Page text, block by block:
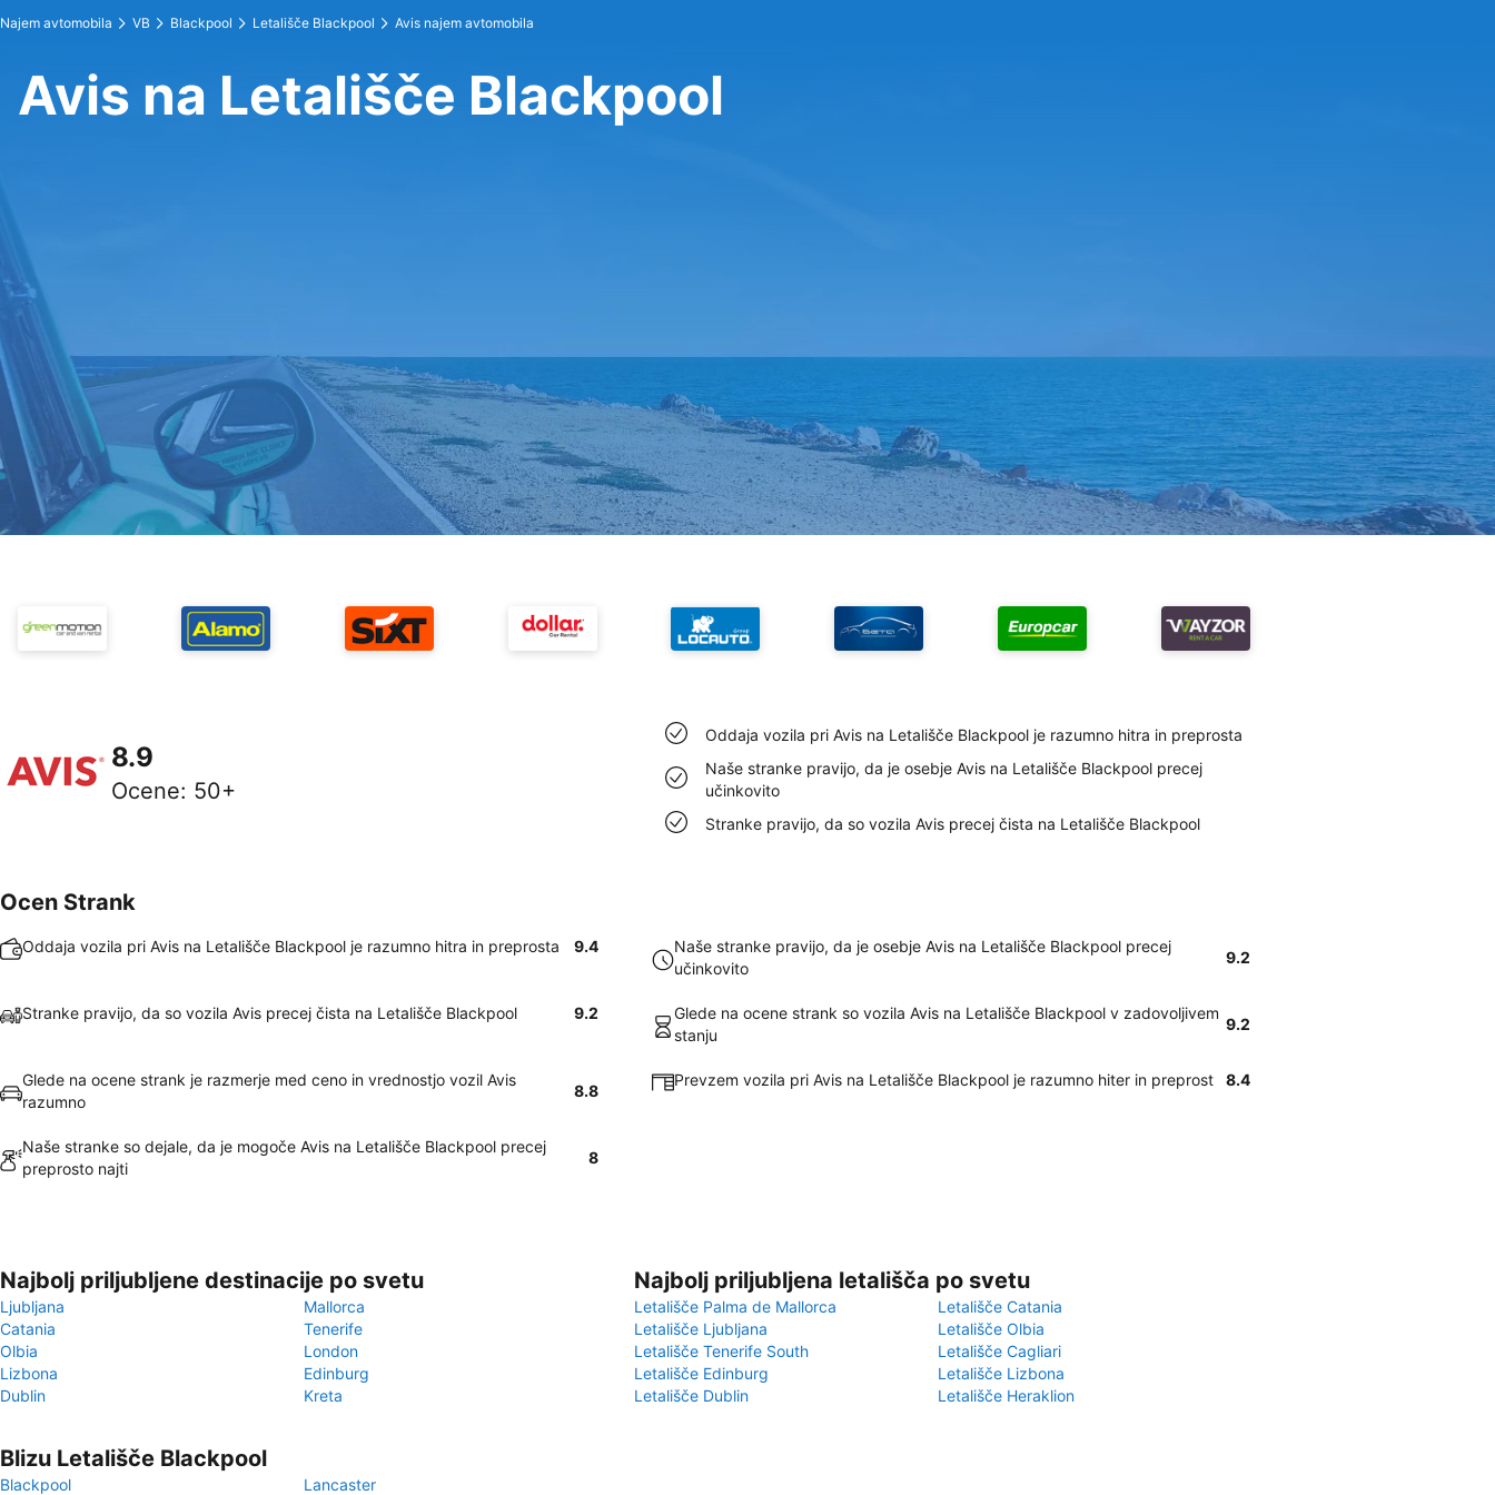
Najem avtomobila VB Blackpool Letališče Blackpool Avis najem avtomobila
Avis na Letališče Blackpool
8.9
Ocene: 50+
Oddaja vozila pri Avis na Letališče Blackpool je razumno hitra in preprosta
Naše stranke pravijo, da je osebje Avis na Letališče Blackpool precej
učinkovito
Stranke pravijo, da so vozila Avis precej čista na Letališče Blackpool
Ocen Strank
Oddaja vozila pri Avis na Letališče Blackpool je razumno hitra in preprosta 9.4
Naše stranke pravijo, da je osebje Avis na Letališče Blackpool precej
učinkovito
9.2
Stranke pravijo, da so vozila Avis precej čista na Letališče Blackpool 9.2
Glede na ocene strank so vozila Avis na Letališče Blackpool v zadovoljivem
stanju
9.2
Glede na ocene strank je razmerje med ceno in vrednostjo vozil Avis
razumno
8.8
Prevzem vozila pri Avis na Letališče Blackpool je razumno hiter in preprost 8.4
Naše stranke so dejale, da je mogoče Avis na Letališče Blackpool precej
preprosto najti
8
Najbolj priljubljene destinacije po svetu
Ljubljana
Mallorca
Catania
Tenerife
Olbia
London
Lizbona
Edinburg
Dublin
Kreta
Najbolj priljubljena letališča po svetu
Letališče Palma de Mallorca
Letališče Catania
Letališče Ljubljana
Letališče Olbia
Letališče Tenerife South
Letališče Cagliari
Letališče Edinburg
Letališče Lizbona
Letališče Dublin
Letališče Heraklion
Blizu Letališče Blackpool
Blackpool Lancaster